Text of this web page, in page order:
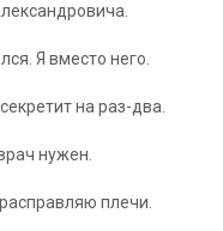
Я вместо него.
на раз-два.
нужен.
плечи.